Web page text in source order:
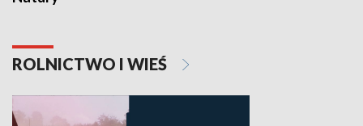
ROLNICTWO I WIEŚ